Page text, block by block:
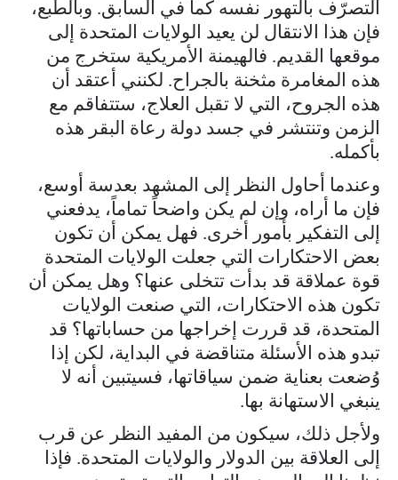
التصرّف بالتهور نفسه كما في السابق. وبالطبع،
فإن هذا الانتقال لن يعيد الولايات المتحدة إلى
موقعها القديم. فالهيمنة الأمريكية ستخرج من
هذه المغامرة مثخنة بالجراح. لكنني أعتقد أن
هذه الجروح، التي لا تقبل العلاج، ستتفاقم مع
الزمن وتنتشر في جسد دولة رعاة البقر هذه
بأكمله.
وعندما أحاول النظر إلى المشهد بعدسة أوسع،
فإن ما أراه، وإن لم يكن واضحاً تماماً، يدفعني
إلى التفكير بأمور أخرى. فهل يمكن أن تكون
بعض الاحتكارات التي جعلت الولايات المتحدة
قوة عملاقة قد بدأت تتخلى عنها؟ وهل يمكن أن
تكون هذه الاحتكارات، التي صنعت الولايات
المتحدة، قد قررت إخراجها من حساباتها؟ قد
تبدو هذه الأسئلة متناقضة في البداية، لكن إذا
وُضعت بعناية ضمن سياقاتها، فسيتبين أنه لا
ينبغي الاستهانة بها.
ولأجل ذلك، سيكون من المفيد النظر عن قرب
إلى العلاقة بين الدولار والولايات المتحدة. فإذا